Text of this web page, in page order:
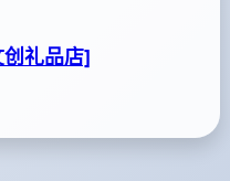
礼品店]